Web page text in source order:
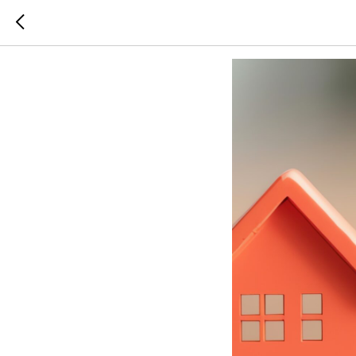
Цена